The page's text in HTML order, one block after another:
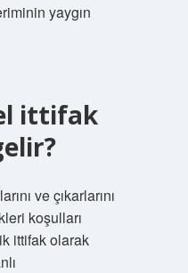
yaygın
ittifak
ve çıkarlarını
koşulları
ittifak olarak